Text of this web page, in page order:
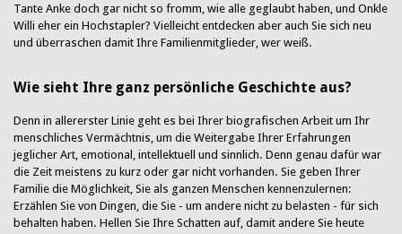
Tante Anke doch gar nicht so fromm, wie alle geglaubt haben, und Onkle
Willi eher ein Hochstapler? Vielleicht entdecken aber auch Sie sich neu
und überraschen damit Ihre Familienmitglieder, wer weiß.
Wie sieht Ihre ganz persönliche Geschichte aus?
Denn in allererster Linie geht es bei Ihrer biografischen Arbeit um Ihr
menschliches Vermächtnis, um die Weitergabe Ihrer Erfahrungen
jeglicher Art, emotional, intellektuell und sinnlich. Denn genau dafür war
die Zeit meistens zu kurz oder gar nicht vorhanden. Sie geben Ihrer
Familie die Möglichkeit, Sie als ganzen Menschen kennenzulernen:
Erzählen Sie von Dingen, die Sie - um andere nicht zu belasten - für sich
behalten haben. Hellen Sie Ihre Schatten auf, damit andere Sie heute